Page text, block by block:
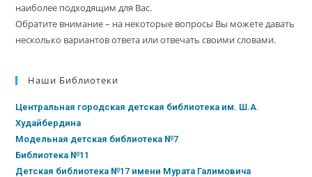
наиболее подходящим для Вас.
Обратите внимание – на некоторые вопросы Вы можете давать
несколько вариантов ответа или отвечать своими словами.
Наши Библиотеки
Центральная городская детская библиотека им. Ш.А.
Худайбердина
Модельная детская библиотека №7
Библиотека №11
Детская библиотека №17 имени Мурата Галимовича